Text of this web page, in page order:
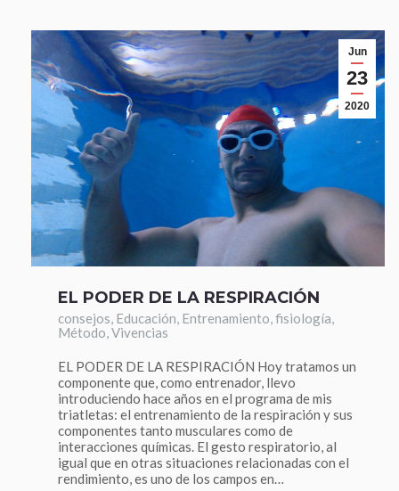
Jun
23
2020
EL PODER DE LA RESPIRACIÓN
consejos, Educación, Entrenamiento,fisiología,
Método,Vivencias
EL PODER DE LA RESPIRACIÓN Hoy tratamos un
componente que, como entrenador, llevo
introduciendo hace años en el programa de mis
triatletas: el entrenamiento de la respiración y sus
componentes tanto musculares como de
interacciones químicas. El gesto respiratorio, al
igual que en otras situaciones relacionadas con el
rendimiento, es uno de los campos en…